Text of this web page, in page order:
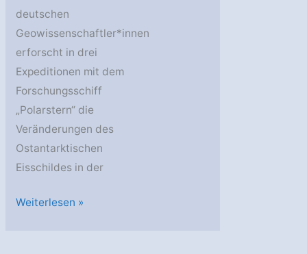
deutschen
Geowissenschaftler*innen
erforscht in drei
Expeditionen mit dem
Forschungsschiff
„Polarstern“ die
Veränderungen des
Ostantarktischen
Eisschildes in der
Klimaforschung:
Weiterlesen »